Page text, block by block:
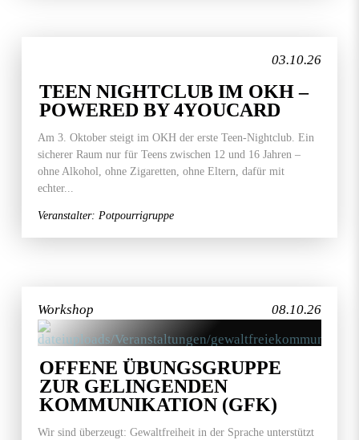
03.10.26
TEEN NIGHTCLUB IM OKH –
POWERED BY 4YOUCARD
Am 3. Oktober steigt im OKH der erste Teen-Nightclub. Ein
sicherer Raum nur für Teens zwischen 12 und 16 Jahren –
ohne Alkohol, ohne Zigaretten, ohne Eltern, dafür mit
echter...
Veranstalter: Potpourrigruppe
08.10.26
Workshop
OFFENE ÜBUNGSGRUPPE
ZUR GELINGENDEN
KOMMUNIKATION (GFK)
Wir sind überzeugt: Gewaltfreiheit in der Sprache unterstützt